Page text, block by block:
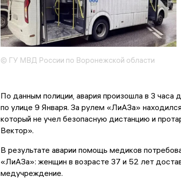
© ГУ МВД России по Воронежской области
По данным полиции, авария произошла в 3
по улице 9 Января. За рулем «ЛиАЗа»
который не учел безопасную дистанцию и
Вектор».
В результате аварии помощь медиков
«ЛиАЗа»: женщин в возрасте 37 и 52 лет
медучреждение.